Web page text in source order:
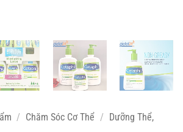
/ Chăm Sóc Cơ Thể / Dưỡng Thể,